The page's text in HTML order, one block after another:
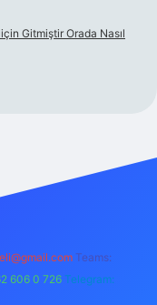
Gitmiştir Orada Nasıl
Teams:
606 0 726 Telegram: